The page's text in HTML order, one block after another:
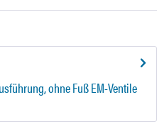
ohne Fuß EM-Ventile